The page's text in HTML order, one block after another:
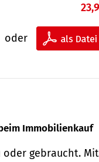
oder
Immobilienkauf
oder gebraucht.